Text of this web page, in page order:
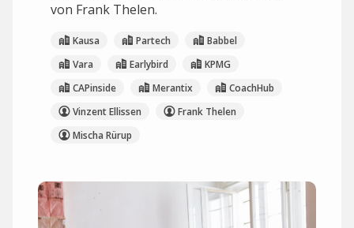
von Frank Thelen.
Kausa Partech
Babbel
Vara
Earlybird
KPMG
CAPinside
Merantix
CoachHub
Vinzent Ellissen
Frank Thelen
Mischa Rürup